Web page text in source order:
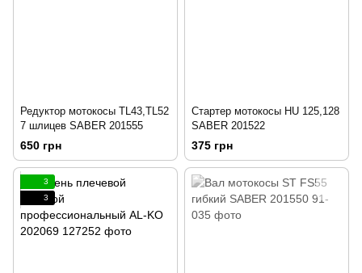
Редуктор мотокосы TL43,TL52
7 шлицев SABER 201555
650 грн
Стартер мотокосы HU 125,128
SABER 201522
375 грн
3
3